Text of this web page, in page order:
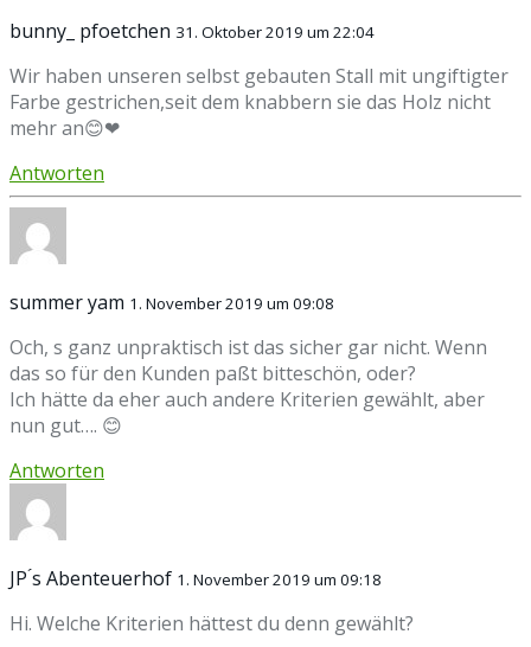
bunny_ pfoetchen 31. Oktober 2019 um 22:04
Wir haben unseren selbst gebauten Stall mit ungiftigter
Farbe gestrichen,seit dem knabbern sie das Holz nicht
mehr an😊❤
Antworten
summer yam 1. November 2019 um 09:08
Och, s ganz unpraktisch ist das sicher gar nicht. Wenn
das so für den Kunden paßt bitteschön, oder?
Ich hätte da eher auch andere Kriterien gewählt, aber
nun gut…. 😊
Antworten
JP ́s Abenteuerhof 1. November 2019 um 09:18
Hi. Welche Kriterien hättest du denn gewählt?